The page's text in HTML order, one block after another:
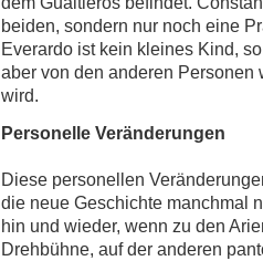
beiden, sondern nur noch eine
Everardo ist kein kleines Kind,
aber von den anderen
wird.
Personelle Veränderungen
Diese personellen
die neue Geschichte manchmal
hin und wieder, wenn zu den
Drehbühne, auf der anderen